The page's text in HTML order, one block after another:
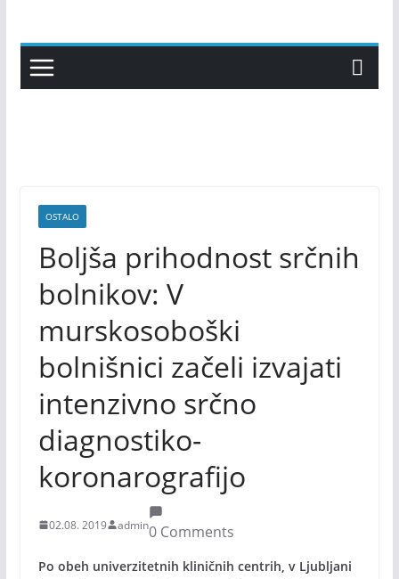
content
OSTALO
Boljša prihodnost srčnih
bolnikov: V
murskosoboški
bolnišnici začeli izvajati
intenzivno srčno
diagnostiko-
koronarografijo
02.08. 2019 admin0 Comments
Po obeh univerzitetnih kliničnih centrih, v Ljubljani